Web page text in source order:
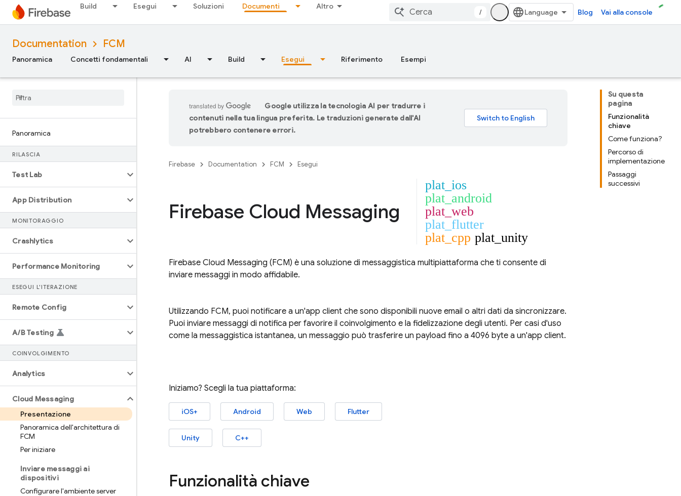
Build Esegui Soluzioni Documenti Altro
/ Blog Vai alla console
Documentation FCM
Panoramica Concetti fondamentali AI Build Esegui Riferimento Esempi
Panoramica
RILASCIA
Test Lab
App Distribution
MONITORAGGIO
Crashlytics
Performance Monitoring
ESEGUI L'ITERAZIONE
Remote Config
A/B Testing
COINVOLGIMENTO
Analytics
Cloud Messaging
Presentazione
Panoramica dell'architettura di
FCM
Per iniziare
Inviare messaggi ai
dispositivi
Configurare l'ambiente server
Su questa
pagina
Funzionalità
chiave
Come funziona?
Percorso di
implementazione
Passaggi
successivi
Google utilizza la tecnologia AI per tradurre i
contenuti nella tua lingua preferita. Le traduzioni generate dall'AI
potrebbero contenere errori.
Firebase Documentation FCM Esegui
Firebase Cloud Messaging
plat_ios
plat_android
plat_web
plat_flutter
plat_cpp plat_unity
Firebase Cloud Messaging (FCM) è una soluzione di messaggistica multipiattaforma che ti consente di
inviare messaggi in modo affidabile.
Utilizzando FCM, puoi notificare a un'app client che sono disponibili nuove email o altri dati da sincronizzare.
Puoi inviare messaggi di notifica per favorire il coinvolgimento e la fidelizzazione degli utenti. Per casi d'uso
come la messaggistica istantanea, un messaggio può trasferire un payload fino a 4096 byte a un'app client.
Iniziamo? Scegli la tua piattaforma:
iOS+ Android Web Flutter
Unity C++
Funzionalità chiave